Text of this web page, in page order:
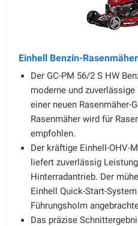
Einhell Benzin-
Der GC-PM 56/2 S HW
moderne und
einer neuen Rasenmäher-
Rasenmäher wird für
empfohlen.
Der kräftige Einhell-OHV-
liefert zuverlässig
Hinterradantrieb. Der
Einhell Quick-Start-
Führungsholm
Das präzise